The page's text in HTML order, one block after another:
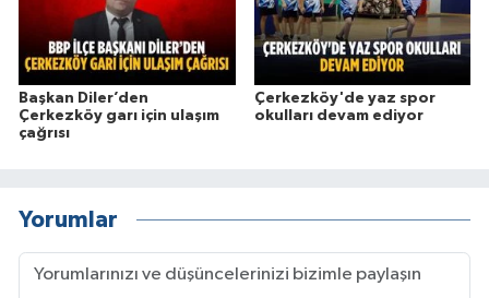
Başkan Diler’den
Çerkezköy garı için ulaşım
çağrısı
Çerkezköy'de yaz spor
okulları devam ediyor
Yorumlar